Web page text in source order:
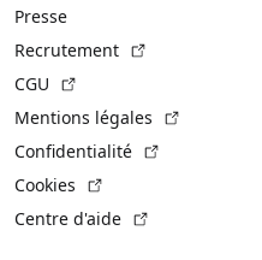
Presse
Recrutement
CGU
Mentions légales
Confidentialité
Cookies
Centre d'aide